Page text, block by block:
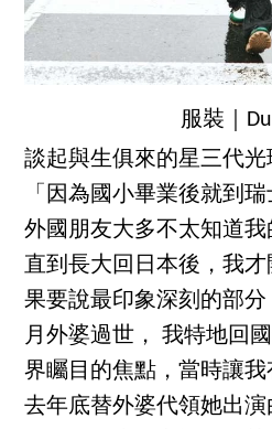
服裝｜
談起與生俱來的星三代光
「因為國小畢業後就到
外國朋友大多不太知道
直到長大回日本後，我
果要說最印象深刻的部分
月外婆過世， 我特地回
界矚目的焦點，當時讓
去年底替外婆代領她出